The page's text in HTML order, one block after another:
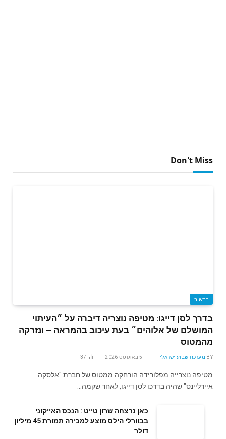
Don't Miss
חדשות
בדרך לסן דייגו: מטיפה נוצריה דיברה על ״העיתוי
המושלם של אלוהים״ בעת עיכוב בהמראה – ונזרקה
מהמטוס
BY מערכת שבוע ישראלי 5 באוגוסט 2026 37
מטיפה נוצרייה מפלורידה הורחקה ממטוס של חברת "אלסקה
איירליינס" שהיה בדרכו לסן דייגו, לאחר שקמה…
‬דולר